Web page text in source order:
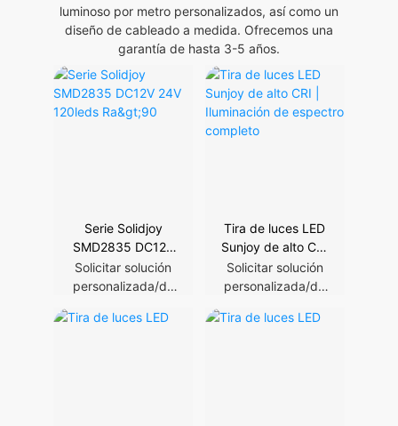
luminoso por metro personalizados, así como un
diseño de cableado a medida. Ofrecemos una
garantía de hasta 3-5 años.
Serie Solidjoy
SMD2835 DC12V
24V 120leds
Ra>90
Solicitar solución
personalizada/de
Tira de luces LED
Sunjoy de alto CRI
| Iluminación de
espectro completo
Solicitar solución
personalizada/de